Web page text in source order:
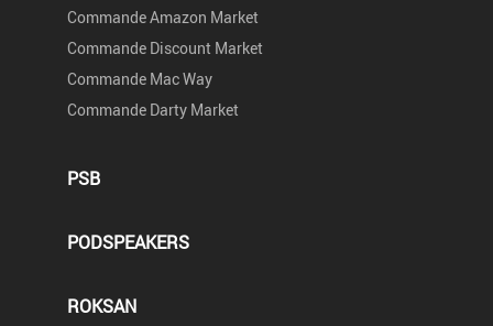
Commande Amazon Market
Commande Discount Market
Commande Mac Way
Commande Darty Market
PSB
PODSPEAKERS
ROKSAN